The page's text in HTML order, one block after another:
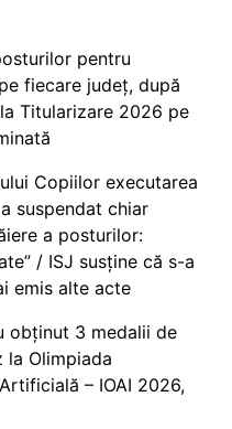
pentru
fiecare județ, după
Titularizare 2026 pe
Copiilor executarea
suspendat chiar
a posturilor:
/ ISJ susține că s-a
emis alte acte
obținut 3 medalii de
la Olimpiada
– IOAI 2026,